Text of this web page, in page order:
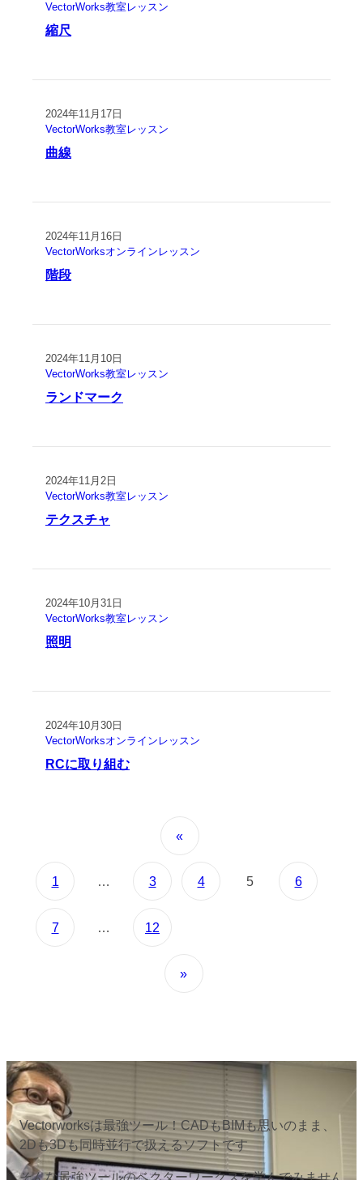
VectorWorks教室レッスン
縮尺
2024年11月17日
VectorWorks教室レッスン
曲線
2024年11月16日
VectorWorksオンラインレッスン
階段
2024年11月10日
VectorWorks教室レッスン
ランドマーク
2024年11月2日
VectorWorks教室レッスン
テクスチャ
2024年10月31日
VectorWorks教室レッスン
照明
2024年10月30日
VectorWorksオンラインレッスン
RCに取り組む
«
1 … 3 4 5 6
7 … 12
»
Vectorworksは最強ツール！CADもBIMも思いのまま、
2Dも3Dも同時並行で扱えるソフトです